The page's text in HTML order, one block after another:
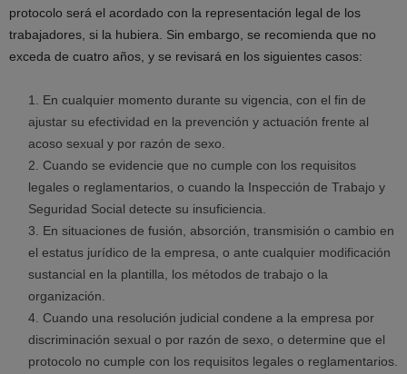
protocolo será el acordado con la representación legal de los
trabajadores, si la hubiera. Sin embargo, se recomienda que no
exceda de cuatro años, y se revisará en los siguientes casos:
En cualquier momento durante su vigencia, con el fin de
ajustar su efectividad en la prevención y actuación frente al
acoso sexual y por razón de sexo.
Cuando se evidencie que no cumple con los requisitos
legales o reglamentarios, o cuando la Inspección de Trabajo y
Seguridad Social detecte su insuficiencia.
En situaciones de fusión, absorción, transmisión o cambio en
el estatus jurídico de la empresa, o ante cualquier modificación
sustancial en la plantilla, los métodos de trabajo o la
organización.
Cuando una resolución judicial condene a la empresa por
discriminación sexual o por razón de sexo, o determine que el
protocolo no cumple con los requisitos legales o reglamentarios.